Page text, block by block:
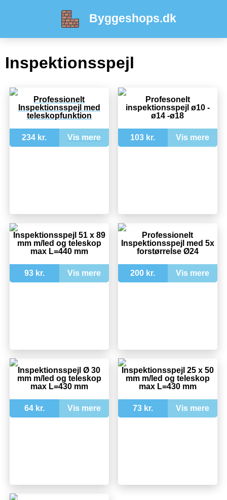
Byggeshops.dk
Inspektionsspejl
Professionelt
Inspektionsspejl med
teleskopfunktion
234 kr. Vis mere
Profesonelt
inspektionsspejl ø10 -
ø14 -ø18
103 kr. Vis mere
Inspektionsspejl 51 x 89
mm m/led og teleskop
max L=440 mm
93 kr. Vis mere
Professionelt
Inspektionsspejl med 5x
forstørrelse Ø24
200 kr. Vis mere
Inspektionsspejl Ø 30
mm m/led og teleskop
max L=430 mm
64 kr. Vis mere
Inspektionsspejl 25 x 50
mm m/led og teleskop
max L=430 mm
73 kr. Vis mere